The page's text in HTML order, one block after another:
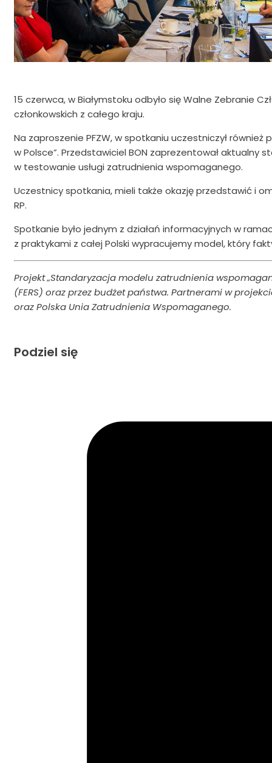
15 czerwca, w Białymstoku odbyło sięWalne Zebranie
członkowskich z całego kraju.
Na zaproszenie PFZW, w spotkaniu uczestniczył
w Polsce”. Przedstawiciel BON zaprezentował
w testowanie usługi zatrudnienia wspomaganego.
Uczestnicy spotkania, mieli także okazję przedstawić i
RP.
Spotkanie było jednym z działań informacyjnych w
z praktykami z całej Polski wypracujemy model, który
Projekt „Standaryzacja modelu zatrudnienia
(FERS) oraz przez budżet państwa. Partnerami w
oraz Polska Unia Zatrudnienia Wspomaganego.
Podziel się